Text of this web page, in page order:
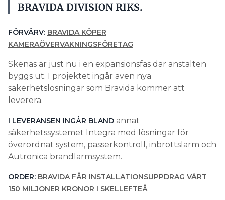
BRAVIDA DIVISION RIKS.
FÖRVÄRV: BRAVIDA KÖPER
KAMERAÖVERVAKNINGSFÖRETAG
Skenäs är just nu i en expansionsfas där anstalten
byggs ut. I projektet ingår även nya
säkerhetslösningar som Bravida kommer att
leverera.
I LEVERANSEN INGÅR BLAND annat
säkerhetssystemet Integra med lösningar för
överordnat system, passerkontroll, inbrottslarm och
Autronica brandlarmsystem.
ORDER: BRAVIDA FÅR INSTALLATIONSUPPDRAG VÄRT
150 MILJONER KRONOR I SKELLEFTEÅ